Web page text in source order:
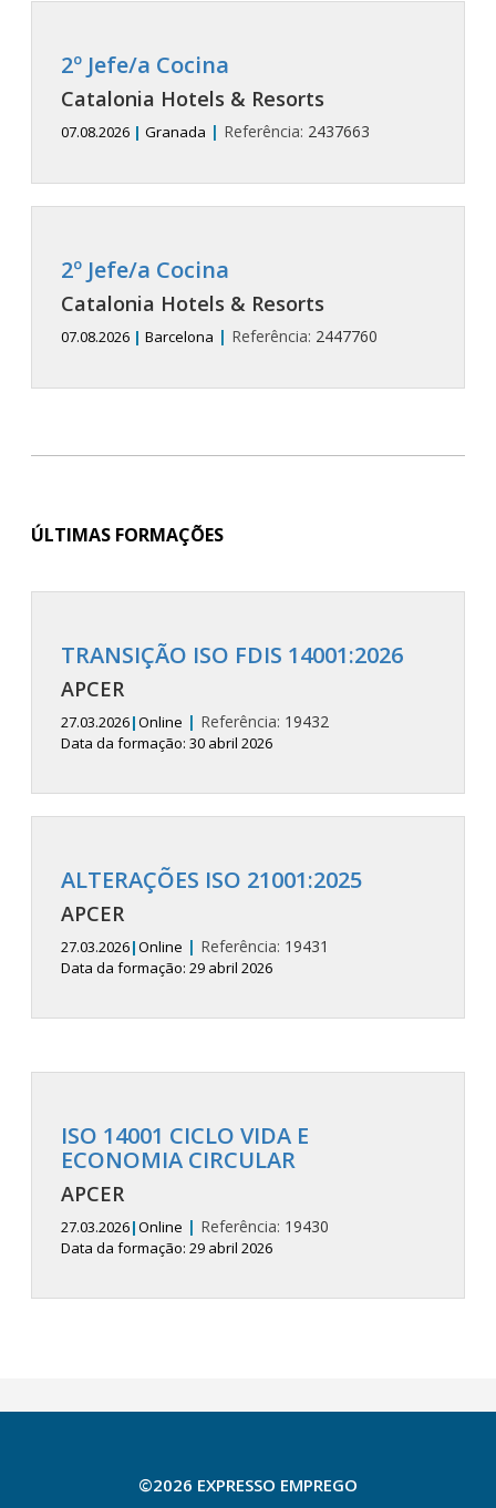
2º Jefe/a Cocina
Catalonia Hotels & Resorts
07.08.2026 | Granada | Referência: 2437663
2º Jefe/a Cocina
Catalonia Hotels & Resorts
07.08.2026 | Barcelona | Referência: 2447760
ÚLTIMAS FORMAÇÕES
TRANSIÇÃO ISO FDIS 14001:2026
APCER
27.03.2026|Online | Referência: 19432
Data da formação: 30 abril 2026
ALTERAÇÕES ISO 21001:2025
APCER
27.03.2026|Online | Referência: 19431
Data da formação: 29 abril 2026
ISO 14001 CICLO VIDA E
ECONOMIA CIRCULAR
APCER
27.03.2026|Online | Referência: 19430
Data da formação: 29 abril 2026
©2026 EXPRESSO EMPREGO